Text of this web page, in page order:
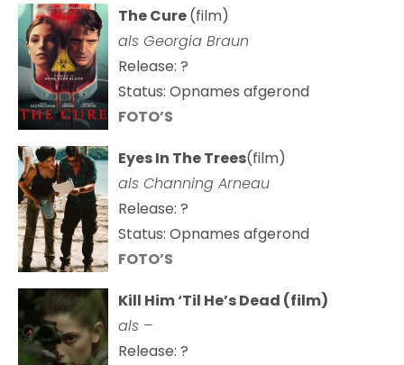
The Cure(film)
als Georgia Braun
Release: ?
Status: Opnames afgerond
FOTO’S
Eyes In The Trees(film)
als Channing Arneau
Release: ?
Status: Opnames afgerond
FOTO’S
Kill Him ‘Til He’s Dead (film)
als –
Release: ?